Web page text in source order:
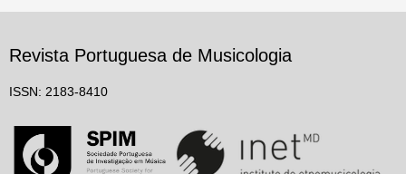
Revista Portuguesa de Musicologia
ISSN: 2183-8410